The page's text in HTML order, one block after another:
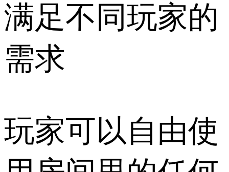
满足不同玩家的
需求
玩家可以自由使